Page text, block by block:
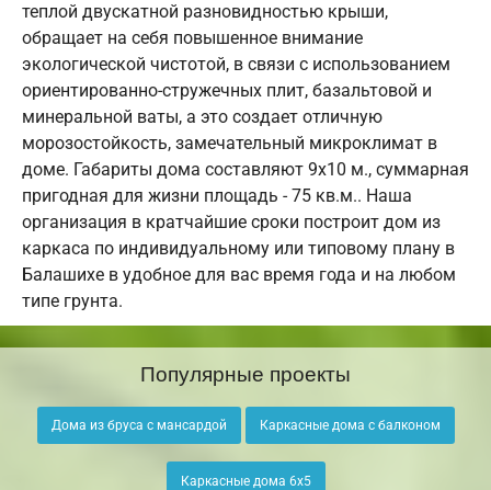
теплой двускатной разновидностью крыши,
обращает на себя повышенное внимание
экологической чистотой, в связи с использованием
ориентированно-стружечных плит, базальтовой и
минеральной ваты, а это создает отличную
морозостойкость, замечательный микроклимат в
доме. Габариты дома составляют 9х10 м., суммарная
пригодная для жизни площадь - 75 кв.м.. Наша
организация в кратчайшие сроки построит дом из
каркаса по индивидуальному или типовому плану в
Балашихе в удобное для вас время года и на любом
типе грунта.
Популярные проекты
Дома из бруса с мансардой Каркасные дома с балконом
Каркасные дома 6х5